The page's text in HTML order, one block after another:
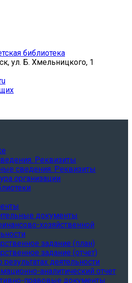
библиотека
ул. Б. Хмельницкого, 1
Реквизиты
сведения. Реквизиты
организации
документы
хозяйственной
задание (план)
задание (отчет)
результатах деятельности
аналитический отчет
правовые документы